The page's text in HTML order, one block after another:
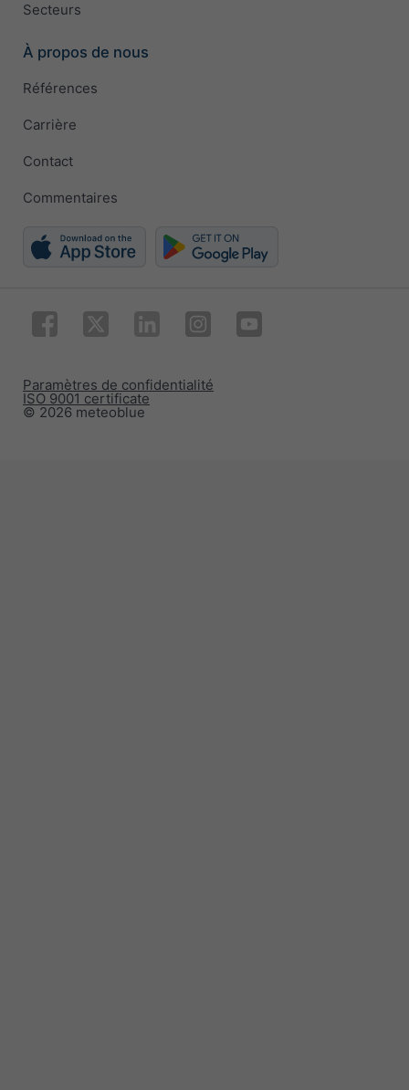
Secteurs
À propos de nous
Références
Carrière
Contact
Commentaires
© 2026 meteoblue
ISO 9001 certificate
Paramètres de confidentialité